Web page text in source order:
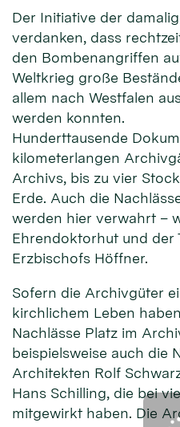
Der Initiative der
verdanken, dass
den Bombenangriffen
Weltkrieg große
allem nach Westfalen
werden konnten.
Hunderttausende
kilometerlangen
Archivs, bis zu vier
Erde. Auch die
werden hier verwahrt –
Ehrendoktorhut und der
Erzbischofs Höffner.
Sofern die Archivgüter
kirchlichem Leben
Nachlässe Platz im
beispielsweise auch die
Architekten Rolf
Hans Schilling, die bei
mitgewirkt haben. Die